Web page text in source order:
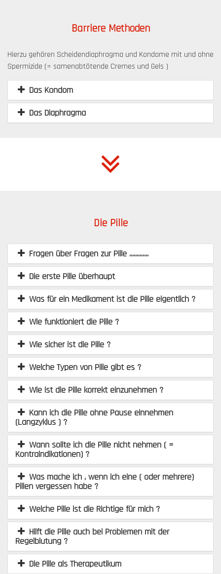
Barriere Methoden
Hierzu gehören Scheidendiaphragma und Kondome mit und ohne
Spermizide (= samenabtötende Cremes und Gels )
Das Kondom
Das Diaphragma
Die Pille
Fragen über Fragen zur Pille .............
Die erste Pille überhaupt
Was für ein Medikament ist die Pille eigentlich ?
Wie funktioniert die Pille ?
Wie sicher ist die Pille ?
Welche Typen von Pille gibt es ?
Wie ist die Pille korrekt einzunehmen ?
Kann ich die Pille ohne Pause einnehmen
(Langzyklus ) ?
Wann sollte ich die Pille nicht nehmen ( =
Kontraindikationen) ?
Was mache ich , wenn ich eine ( oder mehrere)
Pillen vergessen habe ?
Welche Pille ist die Richtige für mich ?
Hilft die Pille auch bei Problemen mit der
Regelblutung ?
Die Pille als Therapeutikum